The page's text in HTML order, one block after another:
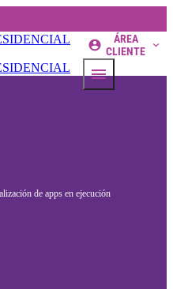
ÁREA
CLIENTE
de apps en ejecución